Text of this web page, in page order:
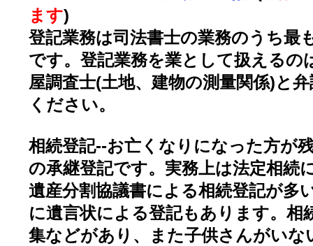
ます)
登記業務は司法書士の業務のうち最
です。登記業務を業として扱えるの
屋調査士(土地、建物の測量関係)と
ください。
相続登記--お亡くなりになった方が
の承継登記です。実務上は法定相続
遺産分割協議書による相続登記が多
に遺言状による登記もあります。相
集などがあり、また子供さんがいな